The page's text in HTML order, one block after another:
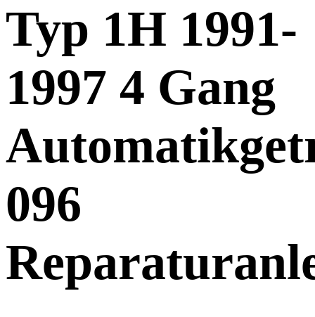
Typ 1H 1991-
1997 4 Gang
096